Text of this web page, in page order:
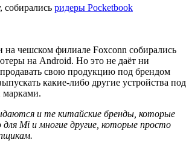
собирались ридеры Pocketbook
чешском филиале Foxconn собирались
на Android. Но это не даёт ни
свою продукцию под брендом
какие-либо другие устройства под
и те китайские бренды, которые
Mi и многие другие, которые просто